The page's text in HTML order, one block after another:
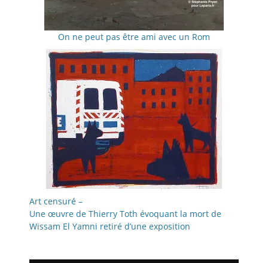
On ne peut pas être ami avec un Rom
Art censuré –
Une œuvre de Thierry Toth évoquant la mort de
Wissam El Yamni retiré d’une exposition